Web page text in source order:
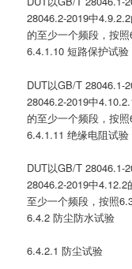
28046.2-2019中
的至少一个频段，按照
6.4.1.10 短路保护试验
DUT以GB/T 28046.1-
28046.2-2019中
的至少一个频段，按照
6.4.1.11 绝缘电阻试验
DUT以GB/T 28046.1-
28046.2-2019中
至少一个频段，按照
6.4.2 防尘防水试验
6.4.2.1 防尘试验